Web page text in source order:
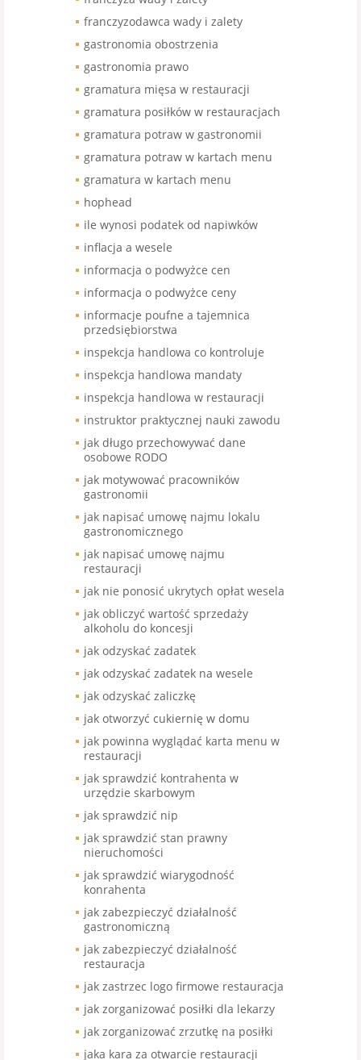
franczyzodawca wady i zalety
gastronomia obostrzenia
gastronomia prawo
gramatura mięsa w restauracji
gramatura posiłków w restauracjach
gramatura potraw w gastronomii
gramatura potraw w kartach menu
gramatura w kartach menu
hophead
ile wynosi podatek od napiwków
inflacja a wesele
informacja o podwyżce cen
informacja o podwyżce ceny
informacje poufne a tajemnica
przedsiębiorstwa
inspekcja handlowa co kontroluje
inspekcja handlowa mandaty
inspekcja handlowa w restauracji
instruktor praktycznej nauki zawodu
jak długo przechowywać dane
osobowe RODO
jak motywować pracowników
gastronomii
jak napisać umowę najmu lokalu
gastronomicznego
jak napisać umowę najmu
restauracji
jak nie ponosić ukrytych opłat wesela
jak obliczyć wartość sprzedaży
alkoholu do koncesji
jak odzyskać zadatek
jak odzyskać zadatek na wesele
jak odzyskać zaliczkę
jak otworzyć cukiernię w domu
jak powinna wyglądać karta menu w
restauracji
jak sprawdzić kontrahenta w
urzędzie skarbowym
jak sprawdzić nip
jak sprawdzić stan prawny
nieruchomości
jak sprawdzić wiarygodność
konrahenta
jak zabezpieczyć działalność
gastronomiczną
jak zabezpieczyć działalność
restauracja
jak zastrzec logo firmowe restauracja
jak zorganizować posiłki dla lekarzy
jak zorganizować zrzutkę na posiłki
jaka kara za otwarcie restauracji